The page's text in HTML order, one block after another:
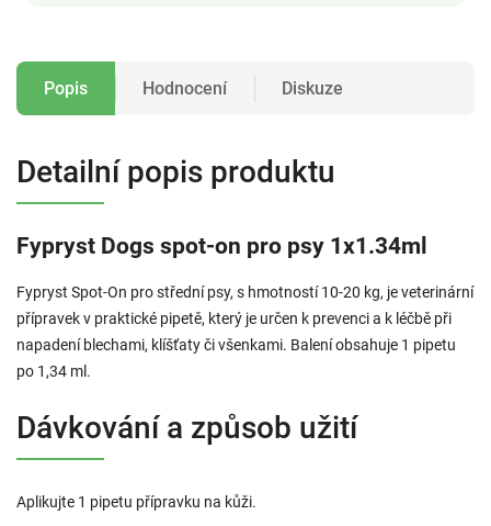
Popis Hodnocení Diskuze
Detailní popis produktu
Fypryst Dogs spot-on pro psy 1x1.34ml
Fypryst Spot-On pro střední psy, s hmotností 10-20 kg, je veterinární
přípravek v praktické pipetě, který je určen k prevenci a k léčbě při
napadení blechami, klíšťaty či všenkami. Balení obsahuje 1 pipetu
po 1,34 ml.
Dávkování a způsob užití
Aplikujte 1 pipetu přípravku na kůži.